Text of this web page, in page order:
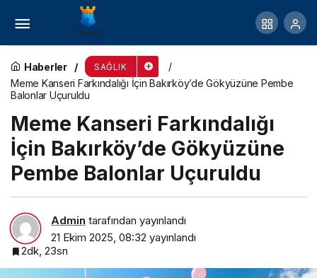
Haberler SAĞLIK
Meme Kanseri Farkındalığı İçin Bakırköy’de Gökyüzüne Pembe
Balonlar Uçuruldu
Meme Kanseri Farkındalığı
İçin Bakırköy’de Gökyüzüne
Pembe Balonlar Uçuruldu
Admin tarafından yayınlandı
21 Ekim 2025, 08:32 yayınlandı
2dk, 23sn
Gölcük’te Meme Kanseri Farkındalık Paneli
Yoğun İlgi Gördü